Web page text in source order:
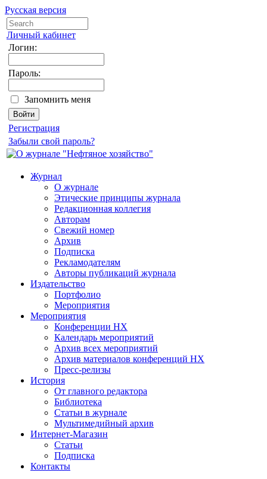
Русская версия
Личный кабинет
Логин:
Пароль:
Запомнить меня
Регистрация
Забыли свой пароль?
Журнал
О журнале
Этические принципы журнала
Редакционная коллегия
Авторам
Свежий номер
Архив
Подписка
Рекламодателям
Авторы публикаций журнала
Издательство
Портфолио
Мероприятия
Мероприятия
Конференции НХ
Календарь мероприятий
Архив всех мероприятий
Архив материалов конференций НХ
Пресс-релизы
История
От главного редактора
Библиотека
Статьи в журнале
Мультимедийный архив
Интернет-Магазин
Статьи
Подписка
Контакты